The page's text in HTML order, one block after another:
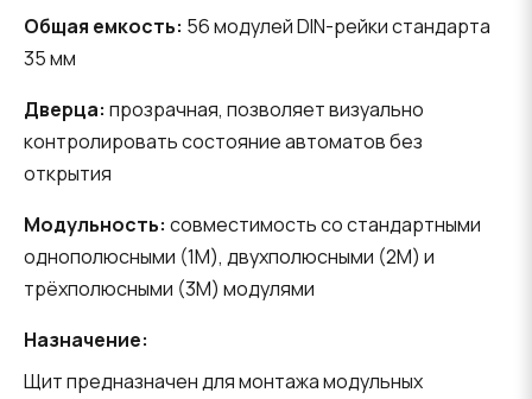
Общая емкость: 56 модулей DIN-рейки стандарта
35 мм
Дверца: прозрачная, позволяет визуально
контролировать состояние автоматов без
открытия
Модульность: совместимость со стандартными
однополюсными (1M), двухполюсными (2M) и
трёхполюсными (3M) модулями
Назначение:
Щит предназначен для монтажа модульных